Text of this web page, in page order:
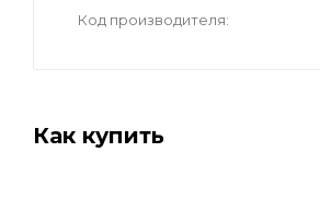
Код производителя
Как купить